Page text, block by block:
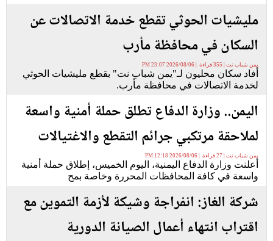
مليشيات الحوثي تقطع خدمة الاتصالات عن
السكان في محافظة مأرب
يمن شباب نت | 355 قراءة | 2026/08/06 23:07 PM
أفاد سكان محليون لـ"يمن شباب نت" بقطع مليشيات الحوثي
لخدمة الاتصالات في محافظة مأرب.
اليمن.. وزارة الدفاع تطلق حملة أمنية واسعة
لملاحقة مرتكبي جرائم التقطع والاغتيالات
يمن شباب نت | 27 قراءة | 2026/08/06 12:18 PM
أعلنت وزارة الدفاع اليمنية، اليوم الخميس، إطلاق حملة أمنية
واسعة في كافة المحافظات المحررة وخاصة بمح
شركة الغاز: انفراجة وشيكة لأزمة التموين مع
اقتراب انتهاء أعمال الصيانة الدورية